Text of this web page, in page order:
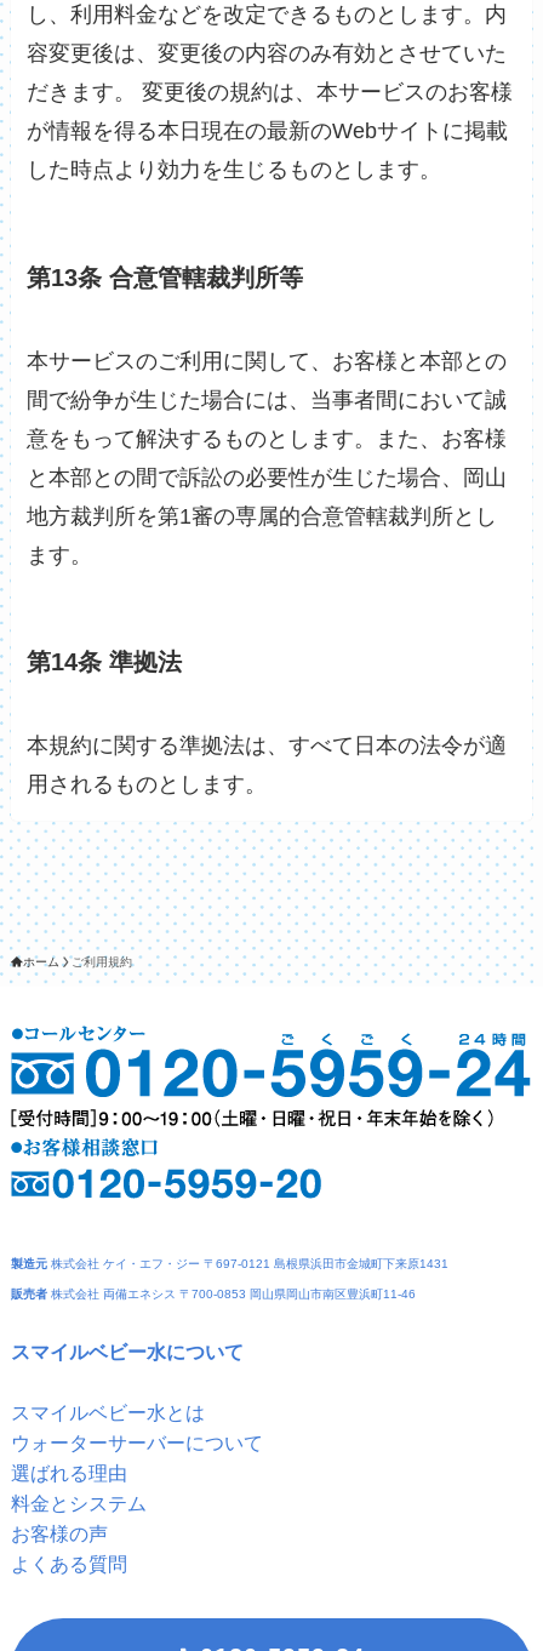
し、利用料金などを改定できるものとします。内
容変更後は、変更後の内容のみ有効とさせていた
だきます。 変更後の規約は、本サービスのお客様
が情報を得る本日現在の最新のWebサイトに掲載
した時点より効力を生じるものとします。
第13条 合意管轄裁判所等
本サービスのご利用に関して、お客様と本部との
間で紛争が生じた場合には、当事者間において誠
意をもって解決するものとします。また、お客様
と本部との間で訴訟の必要性が生じた場合、岡山
地方裁判所を第1審の専属的合意管轄裁判所とし
ます。
第14条 準拠法
本規約に関する準拠法は、すべて日本の法令が適
用されるものとします。
ホーム ご利用規約
製造元株式会社 ケイ・エフ・ジー 〒697-0121 島根県浜田市金城町下来原1431
販売者株式会社 両備エネシス 〒700-0853 岡山県岡山市南区豊浜町11-46
スマイルベビー水について
スマイルベビー水とは
ウォーターサーバーについて
選ばれる理由
料金とシステム
お客様の声
よくある質問